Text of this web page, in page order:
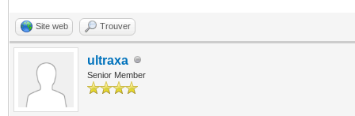
Site web Trouver
ultraxa
Senior Member